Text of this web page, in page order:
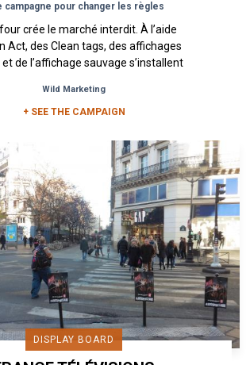
campagne pour changer les règles
crée le marché interdit. À l’aide
Act, des Clean tags, des affichages
et de l’affichage sauvage s’installent
Wild Marketing
+ SEE THE CAMPAIGN
DISPLAY BOARD